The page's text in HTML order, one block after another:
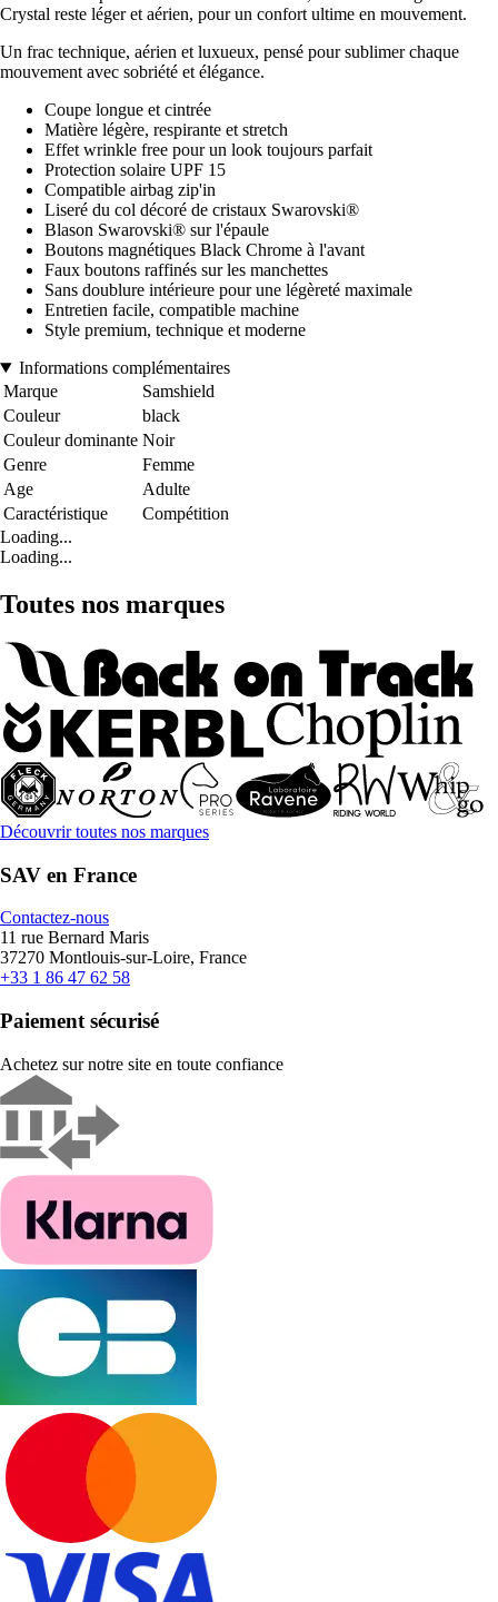
Crystal reste léger et aérien, pour un confort ultime en mouvement.
Un frac technique, aérien et luxueux, pensé pour sublimer chaque
mouvement avec sobriété et élégance.
Coupe longue et cintrée
Matière légère, respirante et stretch
Effet wrinkle free pour un look toujours parfait
Protection solaire UPF 15
Compatible airbag zip'in
Liseré du col décoré de cristaux Swarovski®
Blason Swarovski® sur l'épaule
Boutons magnétiques Black Chrome à l'avant
Faux boutons raffinés sur les manchettes
Sans doublure intérieure pour une légèreté maximale
Entretien facile, compatible machine
Style premium, technique et moderne
Informations complémentaires
Marque
Samshield
Couleur
black
Couleur dominante Noir
Genre
Femme
Age
Adulte
Caractéristique
Compétition
Loading...
Loading...
Toutes nos marques
Découvrir toutes nos marques
SAV en France
Contactez-nous
11 rue Bernard Maris
37270 Montlouis-sur-Loire, France
+33 1 86 47 62 58
Paiement sécurisé
Achetez sur notre site en toute confiance